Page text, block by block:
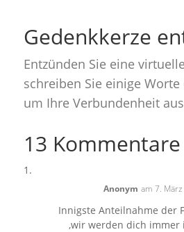
Gedenkkerze
Entzünden Sie eine
schreiben Sie einige Worte
um Ihre Verbundenheit
13 Kommentare
Anonym am 7.
Innigste Anteilnahme der
,wir werden dich